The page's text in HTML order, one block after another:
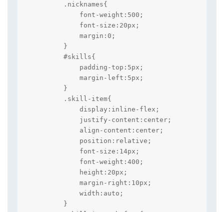
        .nicknames{
            font-weight:500;
            font-size:20px;
            margin:0;
        }
        #skills{
            padding-top:5px;
            margin-left:5px;
        }
        .skill-item{
            display:inline-flex;
            justify-content:center;
            align-content:center;
            position:relative;
            font-size:14px;
            font-weight:400;
            height:20px;
            margin-right:10px;
            width:auto;
        }